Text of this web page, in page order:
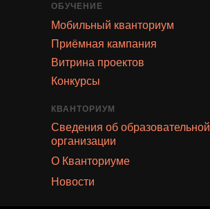
ОБУЧЕНИЕ
Мобильный кванториум
Приёмная кампания
Витрина проектов
Конкурсы
КВАНТОРИУМ
Сведения об образовательной
организации
О Кванториуме
Новости